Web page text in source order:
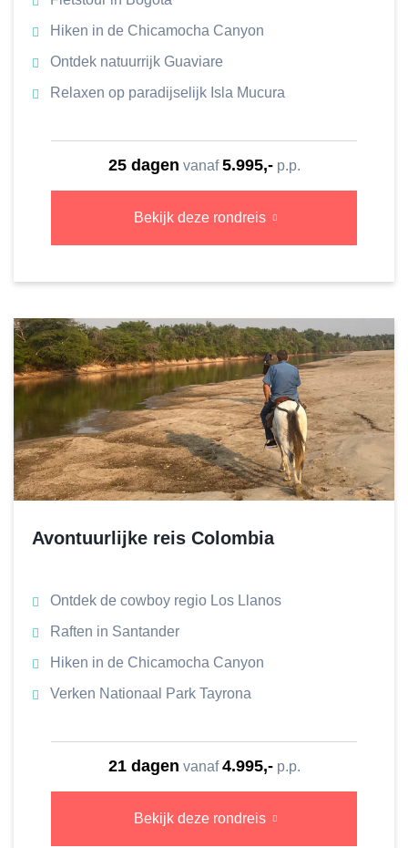
Hiken in de Chicamocha Canyon
Ontdek natuurrijk Guaviare
Relaxen op paradijselijk Isla Mucura
25 dagen vanaf5.995,-p.p.
Bekijk deze rondreis
Avontuurlijke reis Colombia
Ontdek de cowboy regio Los Llanos
Raften in Santander
Hiken in de Chicamocha Canyon
Verken Nationaal Park Tayrona
21 dagen vanaf4.995,-p.p.
Bekijk deze rondreis